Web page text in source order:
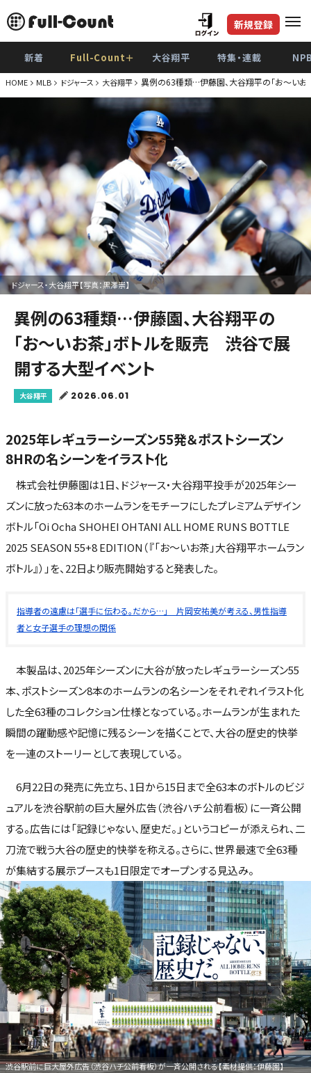
新規登録
新着 Full-Count＋ 大谷翔平 特集・連載
HOME MLB ドジャース 大谷翔平 異例の63種類…伊藤園、大谷翔平の「お～い
ドジャース・大谷翔平【写真：黒澤崇】
異例の63種類…伊藤園、大谷翔平の
「お～いお茶」ボトルを販売 渋谷で展
開する大型イベント
大谷翔平 2026.06.01
2025年レギュラーシーズン55発＆ポストシーズン
8HRの名シーンをイラスト化
株式会社伊藤園は1日、ドジャース・大谷翔平投手が2025年シー
ズンに放った63本のホームランをモチーフにしたプレミアムデザイン
ボトル「Oi Ocha SHOHEI OHTANI ALL HOME RUNS BOTTLE
2025 SEASON 55+8 EDITION（『「お～いお茶」大谷翔平ホームラン
ボトル』）」を、22日より販売開始すると発表した。
指導者の遠慮は「選手に伝わる。だから…」 片岡安祐美が考える、男性指導
者と女子選手の理想の関係
本製品は、2025年シーズンに大谷が放ったレギュラーシーズン55
本、ポストシーズン8本のホームランの名シーンをそれぞれイラスト化
した全63種のコレクション仕様となっている。ホームランが生まれた
瞬間の躍動感や記憶に残るシーンを描くことで、大谷の歴史的快挙
を一連のストーリーとして表現している。
6月22日の発売に先立ち、1日から15日まで全63本のボトルのビジ
ュアルを渋谷駅前の巨大屋外広告（渋谷ハチ公前看板）に一斉公開
する。広告には「記録じゃない、歴史だ。」というコピーが添えられ、二
刀流で戦う大谷の歴史的快挙を称える。さらに、世界最速で全63種
が集結する展示ブースも1日限定でオープンする見込み。
渋谷駅前に巨大屋外広告（渋谷ハチ公前看板）が一斉公開される【素材提供：伊藤園】